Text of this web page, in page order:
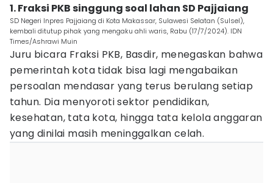
1. Fraksi PKB singgung soal lahan SD Pajjaiang
SD Negeri Inpres Pajjaiang di Kota Makassar, Sulawesi Selatan (Sulsel),
kembali ditutup pihak yang mengaku ahli waris, Rabu (17/7/2024). IDN
Times/Ashrawi Muin
Juru bicara Fraksi PKB, Basdir, menegaskan bahwa
pemerintah kota tidak bisa lagi mengabaikan
persoalan mendasar yang terus berulang setiap
tahun. Dia menyoroti sektor pendidikan,
kesehatan, tata kota, hingga tata kelola anggaran
yang dinilai masih meninggalkan celah.